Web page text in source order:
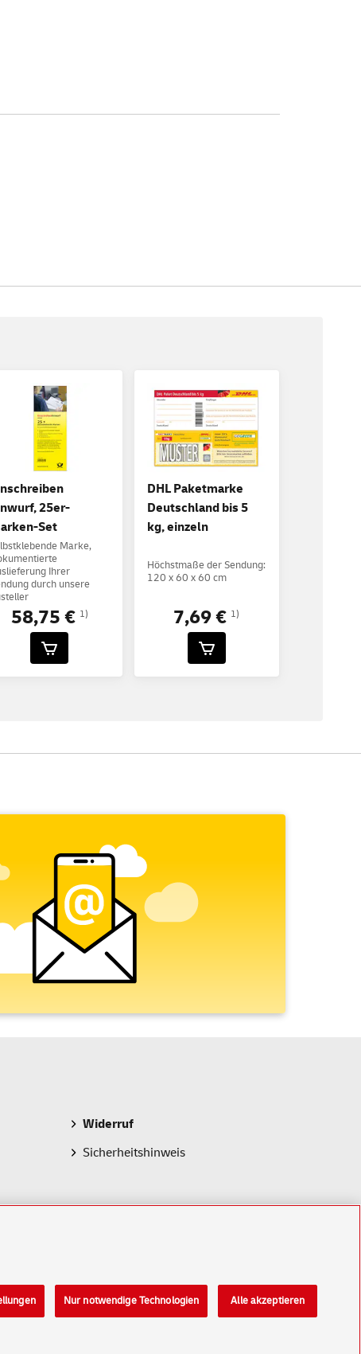
25er-
Set
Marke,
Ihrer
durch unsere
58,75 € 1)
DHL Paketmarke
Deutschland bis 5
kg, einzeln
Höchstmaße der Sendung:
120 x 60 x 60 cm
7,69 € 1)
Widerruf
Sicherheitshinweis
Nur notwendige Technologien Alle akzeptieren